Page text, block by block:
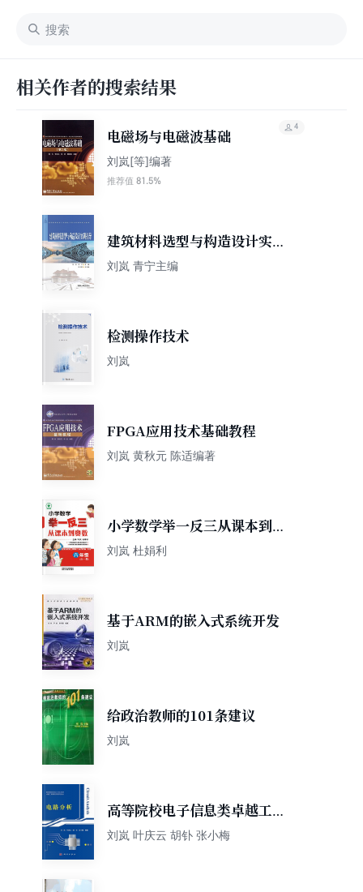
相关作者的搜索结果
电磁场与电磁波基础
刘岚[等]编著
推荐值 81.5%
4
建筑材料选型与构造设计实训
指导
刘岚 青宁主编
检测操作技术
刘岚
FPGA应用技术基础教程
刘岚 黄秋元 陈适编著
小学数学举一反三从课本到奥
数：六年级（全一册）
刘岚 杜娟利
基于ARM的嵌入式系统开发
刘岚
给政治教师的101条建议
刘岚
高等院校电子信息类卓越工程
师培养系列教材:电路分析
刘岚 叶庆云 胡钋 张小梅